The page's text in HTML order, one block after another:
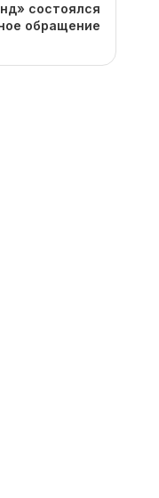
состоялся
обращение